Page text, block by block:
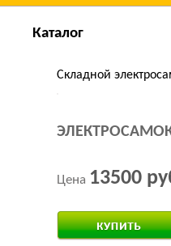
Каталог
Складной
Цена 13500
Купить за 1 клик